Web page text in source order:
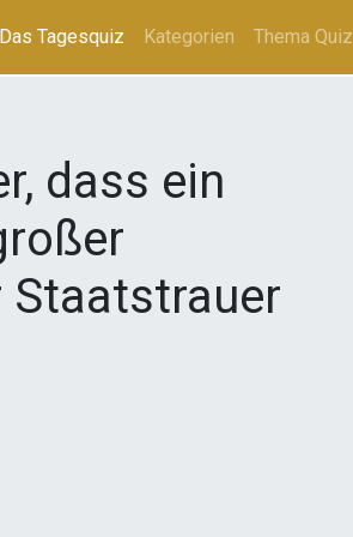
Das Tagesquiz (current)
Kategorien Thema Quiz
dass ein